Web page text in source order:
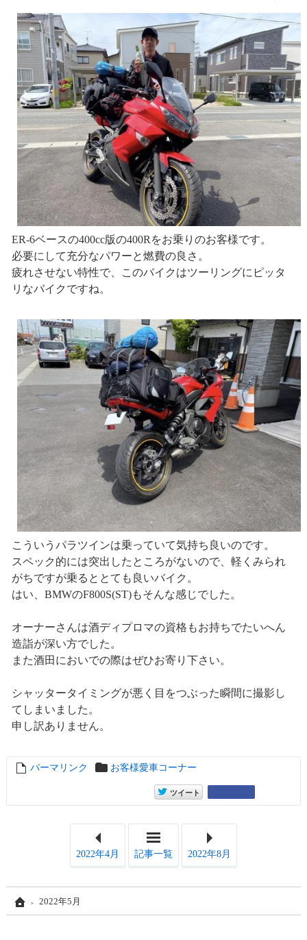
ER-6ベースの400cc版の400Rをお乗りのお客様です。
必要にして充分なパワーと燃費の良さ。
疲れさせない特性で、このバイクはツーリングにピッタ
リなバイクですね。
こういうパラツインは乗っていて気持ち良いのです。
スペック的には突出したところがないので、軽くみられ
がちですが乗るととても良いバイク。
はい、BMWのF800S(ST)もそんな感じでした。
オーナーさんは酒ディプロマの資格もお持ちでたいへん
造詣が深い方でした。
また酒田においでの際はぜひお寄り下さい。
シャッタータイミングが悪く目をつぶった瞬間に撮影し
てしまいました。
申し訳ありません。
entry16738
パーマリンク お客様愛車コーナー
entry16738
ツイート
2022年4月 記事一覧 2022年8月
Home2022年5月